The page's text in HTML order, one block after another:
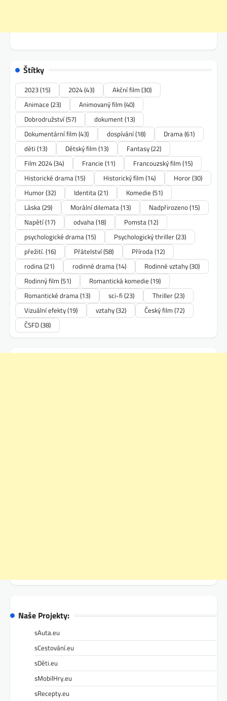
Štítky
2023(15) 2024(43) Akční film (30)
Animace (23) Animovaný film (40)
Dobrodružství(57) dokument(13)
Dokumentární film (43) dospívání(18) Drama(61)
děti (13) Dětský film (13) Fantasy(22)
Film 2024(34) Francie (11) Francouzský film (15)
Historické drama(15) Historický film (14) Horor(30)
Humor(32) Identita(21) Komedie (51)
Láska(29) Morální dilemata(13) Nadpřirozeno(15)
Napětí(17) odvaha(18) Pomsta(12)
psychologické drama(15) Psychologický thriller(23)
přežití. (16) Přátelství(58) Příroda(12)
rodina(21) rodinné drama(14) Rodinné vztahy(30)
Rodinný film (51) Romantická komedie (19)
Romantické drama(13) sci-fi (23) Thriller(23)
Vizuální efekty(19) vztahy(32) Český film (72)
ČSFD(38)
Naše Projekty:
sAuta.eu
sCestování.eu
sDěti.eu
sMobilHry.eu
sRecepty.eu